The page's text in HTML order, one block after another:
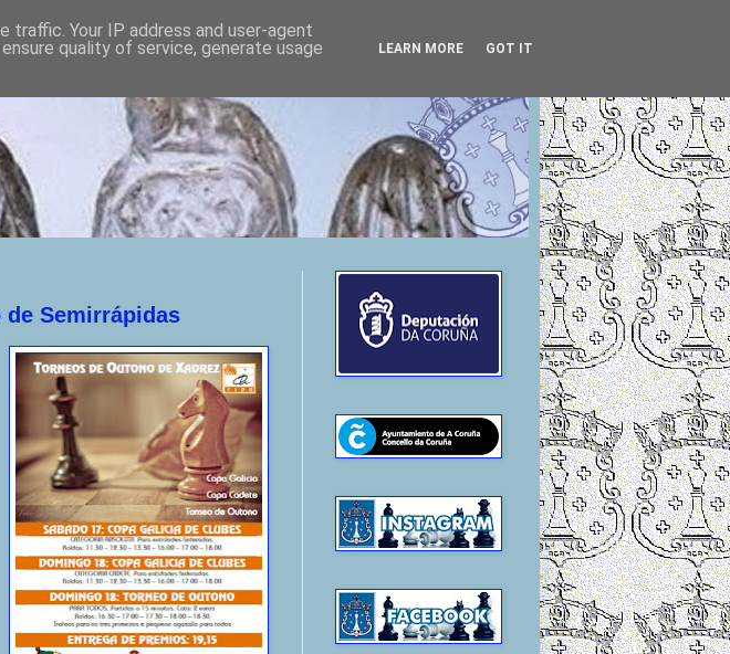
Semirrápidas
Your IP address and user-agent
quality of service, generate usage
LEARN MORE GOT IT